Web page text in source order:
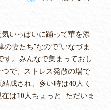
アクセス
いっぱいに踊って華を添
妻たち”なので“いなづま
す。みんなで集まっておし
で、ストレス発散の場で
成され、多い時は40人く
は10人ちょっと…ただいま